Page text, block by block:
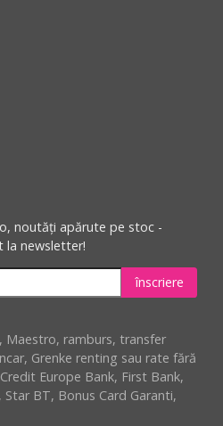
noutăți apărute pe stoc -
la newsletter!
înscriere
Maestro, ramburs, transfer
Grenke renting sau rate fără
Europe Bank, First Bank,
BT, Bonus Card Garanti,